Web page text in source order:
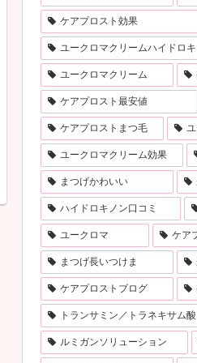
ケアプロスト効果
ユークロマクリームハイドロ
ユークロマクリーム
ケアプロスト最安値
ケアプロストまつ毛
ユークロマクリーム効果
まつげかわいい
ハイドロキノン口コミ
ユークロマ ケア
まつげ長いつけま
ケアプロストブログ
トランサミン／トラネキサム酸
ルミガンソリューション